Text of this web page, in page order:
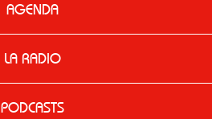
AGENDA
LA RADIO
PODCASTS